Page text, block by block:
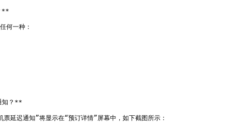
**
何一种：
知？**
延迟通知”将显示在“预订详情”屏幕中，如下截图所示：